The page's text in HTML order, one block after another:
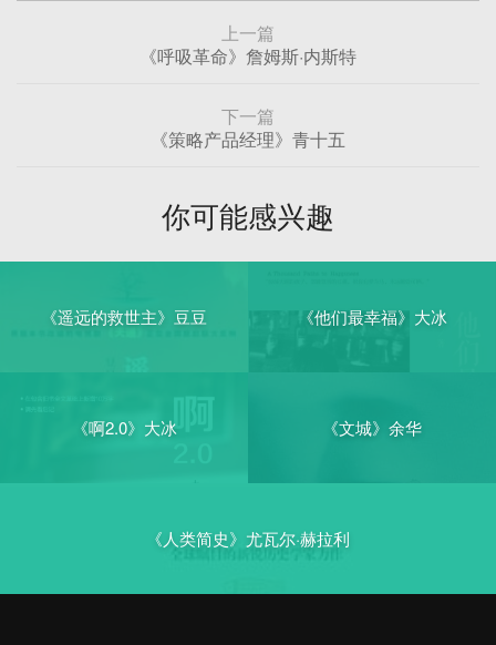
上一篇
《呼吸革命》詹姆斯·内斯特
下一篇
《策略产品经理》青十五
你可能感兴趣
《遥远的救世主》豆豆 《他们最幸福》大冰
《啊2.0》大冰 《文城》余华
《人类简史》尤瓦尔·赫拉利